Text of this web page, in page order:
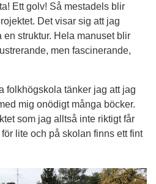
Ett golv! Så mestadels blir
Det visar sig att jag
en struktur. Hela manuset blir
men fascinerande,
folkhögskola tänker jag att jag
mig onödigt många böcker.
som jag alltså inte riktigt får
lite och på skolan finns ett fint